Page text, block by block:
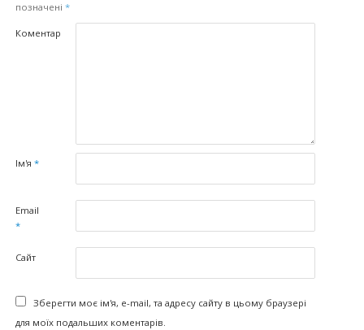
позначені *
Коментар
Ім'я *
Email
*
Сайт
Зберегти моє ім'я, e-mail, та адресу сайту в цьому браузері
для моїх подальших коментарів.